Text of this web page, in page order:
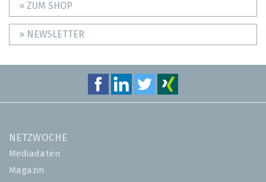
» ZUM SHOP
» NEWSLETTER
NETZWOCHE
Mediadaten
Magazin